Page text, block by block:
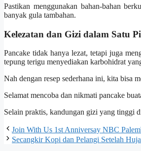
Pastikan menggunakan bahan-bahan
banyak gula tambahan.
Kelezatan dan Gizi dalam Satu
Pancake tidak hanya lezat, tetapi juga
tepung terigu menyediakan karbohidrat
Nah dengan resep sederhana ini, kita bisa
Selamat mencoba dan nikmati pancake
Selain praktis, kandungan gizi yang tinggi
Join With Us 1st Anniversay NBC
Secangkir Kopi dan Pelangi Setelah